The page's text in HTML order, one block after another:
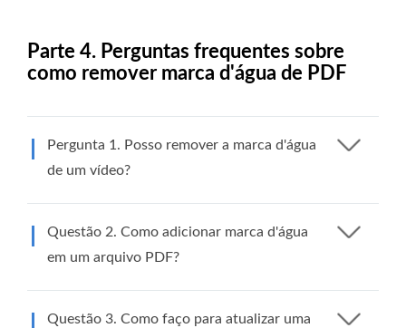
Parte 4. Perguntas frequentes sobre
como remover marca d'água de PDF
Pergunta 1. Posso remover a marca d'água
de um vídeo?
Questão 2. Como adicionar marca d'água
em um arquivo PDF?
Questão 3. Como faço para atualizar uma